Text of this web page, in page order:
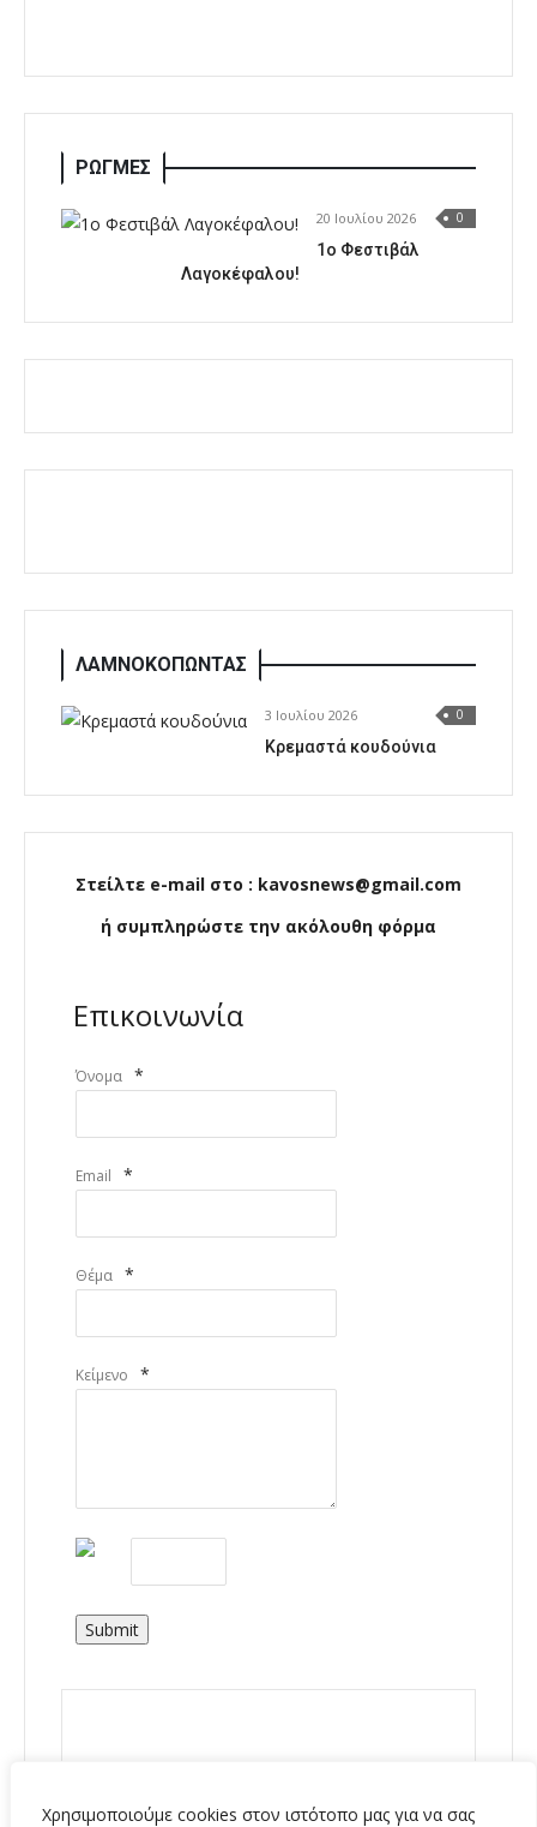
Χρησιμοποιούμε cookies στον ιστότοπο μας για να σας
ΡΩΓΜΕΣ
20 Ιουλίου 2026 0
1o Φεστιβάλ
Λαγοκέφαλου!
ΛΑΜΝΟΚΟΠΩΝΤΑΣ
3 Ιουλίου 2026 0
Κρεμαστά κουδούνια
Στείλτε e-mail στο : kavosnews@gmail.com
ή συμπληρώστε την ακόλουθη φόρμα
Επικοινωνία
Όνομα *
Email *
Θέμα *
Κείμενο *
Submit